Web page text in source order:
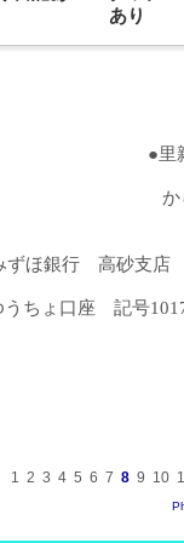
あり
●里
か
ずほ銀行 高砂支店
うちょ口座 記号
1 2 3 4 5 6 7 8 9 10